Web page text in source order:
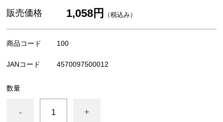
ギフト箱、器具など
販売価格 1,058円 （税込み）
商品コード 100
JANコード 4570097500012
数量
- +